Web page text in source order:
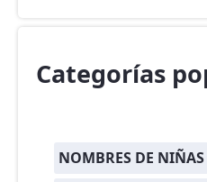
Categorías
NOMBRES DE NIÑAS